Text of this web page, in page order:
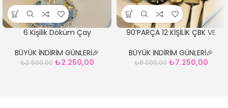
6 Kişilik Döküm Çay
BÜYÜK İNDİRİM GÜNLERİ🎉
₺2.500,00 ₺2.250,00
90’PARÇA 12 KİŞİLİK ÇBK VE
BÜYÜK İNDİRİM GÜNLERİ🎉
₺8.000,00 ₺7.250,00